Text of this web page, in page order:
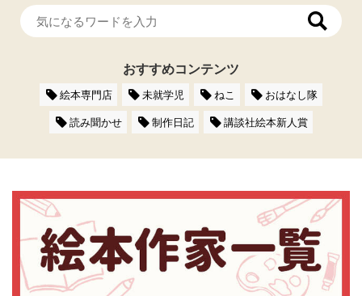
おすすめコンテンツ
絵本専門店 未就学児 ねこ
おはなし隊
読み聞かせ
制作日記 講談社絵本新人賞